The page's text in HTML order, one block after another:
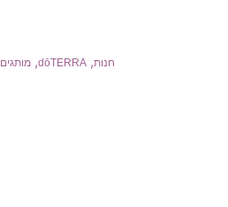
חנות,
dōTERRA
, מותגים